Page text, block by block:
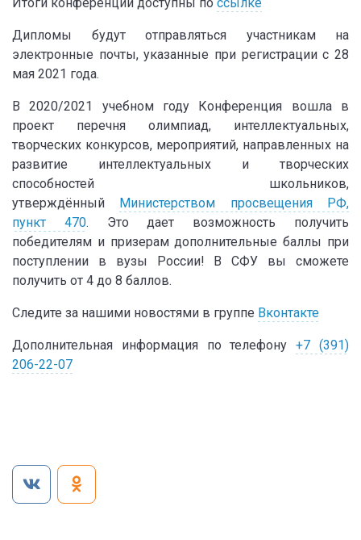
Дипломы будут отправляться участникам на
электронные почты, указанные при регистрации с 28
мая 2021 года.
В 2020/2021 учебном году Конференция вошла в
проект перечня олимпиад, интеллектуальных,
творческих конкурсов, мероприятий, направленных на
развитие интеллектуальных и творческих
способностей школьников,
утверждённый Министерством просвещения РФ,
пункт 470. Это дает возможность получить
победителям и призерам дополнительные баллы при
поступлении в вузы России! В СФУ вы сможете
получить от 4 до 8 баллов.
Следите за нашими новостями в группе Вконтакте
Дополнительная информация по телефону+7 (391)
206-22-07